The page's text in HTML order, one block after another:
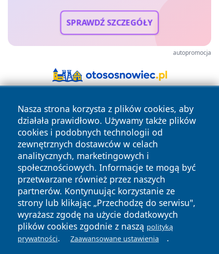
SPRAWDŹ SZCZEGÓŁY
autopromocja
Nasza strona korzysta z plików cookies, aby
działała prawidłowo. Używamy także plików
cookies i podobnych technologii od
zewnętrznych dostawców w celach
analitycznych, marketingowych i
społecznościowych. Informacje te mogą być
przetwarzane również przez naszych
partnerów. Kontynuując korzystanie ze
strony lub klikając „Przechodzę do serwisu",
wyrażasz zgodę na użycie dodatkowych
plików cookies zgodnie z naszą polityką
prywatności. Zaawansowane ustawienia .
Copyright © 2026 jeleniagoraonline.pl Wszystkie prawa
zastrzeżone.
News Autorzy
Polityka
Prywatności
Polityka
Cookies